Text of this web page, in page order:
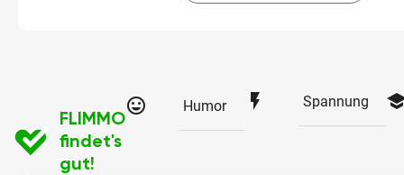
FLIMMO
findet's
gut!
tag_faces Humor flash_on Spannung